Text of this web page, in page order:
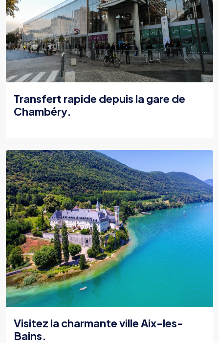
Transfert rapide depuis la gare de
Chambéry.
Visitez la charmante ville Aix-les-
Bains.